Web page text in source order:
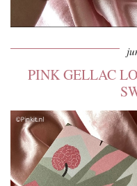
PINK GELLAC